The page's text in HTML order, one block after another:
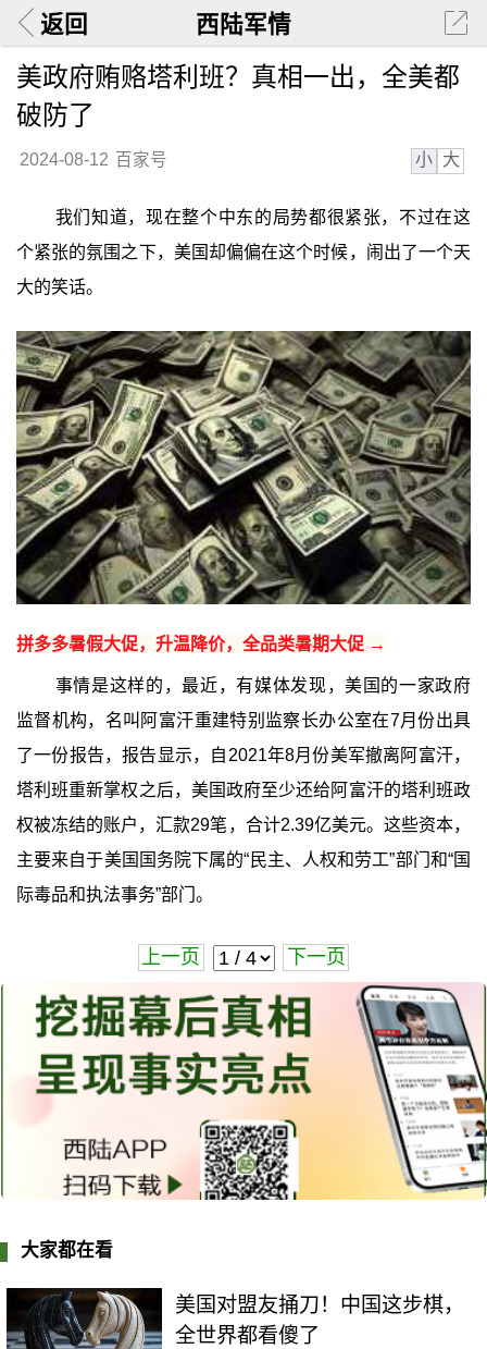
返回 西陆军情
美政府贿赂塔利班？真相一出，全美都
破防了
2024-08-12 百家号 小 大
我们知道，现在整个中东的局势都很紧张，不过在这
个紧张的氛围之下，美国却偏偏在这个时候，闹出了一个天
大的笑话。
拼多多暑假大促，升温降价，全品类暑期大促 →
事情是这样的，最近，有媒体发现，美国的一家政府
监督机构，名叫阿富汗重建特别监察长办公室在7月份出具
了一份报告，报告显示，自2021年8月份美军撤离阿富汗，
塔利班重新掌权之后，美国政府至少还给阿富汗的塔利班政
权被冻结的账户，汇款29笔，合计2.39亿美元。这些资本，
主要来自于美国国务院下属的“民主、人权和劳工”部门和“国
际毒品和执法事务”部门。
上一页 下一页
大家都在看
美国对盟友捅刀！中国这步棋，
全世界都看傻了